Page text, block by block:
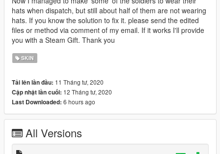
hats when dispatch, but still about half of them are not wearing
hats. If you know the solution to fix it. please send the edited
files or method via comment of my email. If it works I'll provide
you with a Steam Gift. Thank you
SKIN
Tải lên lần đầu: 11 Tháng tư, 2020
Cập nhật lần cuối: 12 Tháng tư, 2020
Last Downloaded: 6 hours ago
All Versions